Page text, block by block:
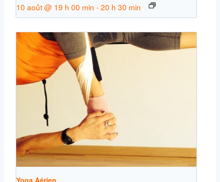
10 août @ 19 h 00 min -20 h 30 min
Yoga Aérien